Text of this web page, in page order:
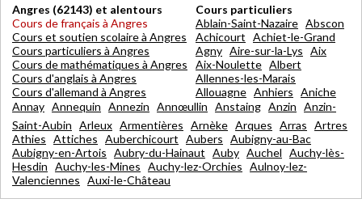
Angres (62143) et alentours
Cours de français à Angres
Cours et soutien scolaire à Angres
Cours particuliers à Angres
Cours de mathématiques à Angres
Cours d'anglais à Angres
Cours d'allemand à Angres
Cours particuliers
Ablain-Saint-Nazaire Abscon
Achicourt Achiet-le-Grand
Agny Aire-sur-la-Lys Aix
Aix-Noulette Albert
Allennes-les-Marais
Allouagne Anhiers Aniche
Annay Annequin Annezin Annœullin Anstaing Anzin Anzin-
Saint-Aubin Arleux Armentières Arnèke Arques Arras Artres
Athies Attiches Auberchicourt Aubers Aubigny-au-Bac
Aubigny-en-Artois Aubry-du-Hainaut Auby Auchel Auchy-lès-
Hesdin Auchy-les-Mines Auchy-lez-Orchies Aulnoy-lez-
Valenciennes Auxi-le-Château